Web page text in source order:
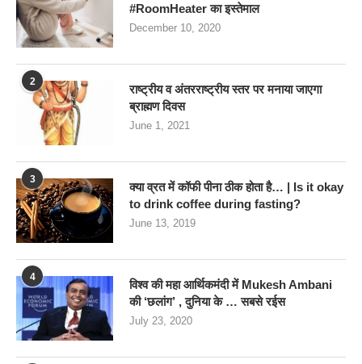
#RoomHeater का इस्तेमाल
December 10, 2020
2
राष्ट्रीय व अंतरराष्ट्रीय स्तर पर मनाया जाएगा
ब्राह्मण दिवस
June 1, 2021
3
क्या व्रत में कॉफी पीना ठीक होता है… | Is it okay
to drink coffee during fasting?
June 13, 2019
4
विश्व की महा आर्थिकमंदी में Mukesh Ambani
की ‘छलांग’ , दुनिया के … सबसे रईस
July 23, 2020